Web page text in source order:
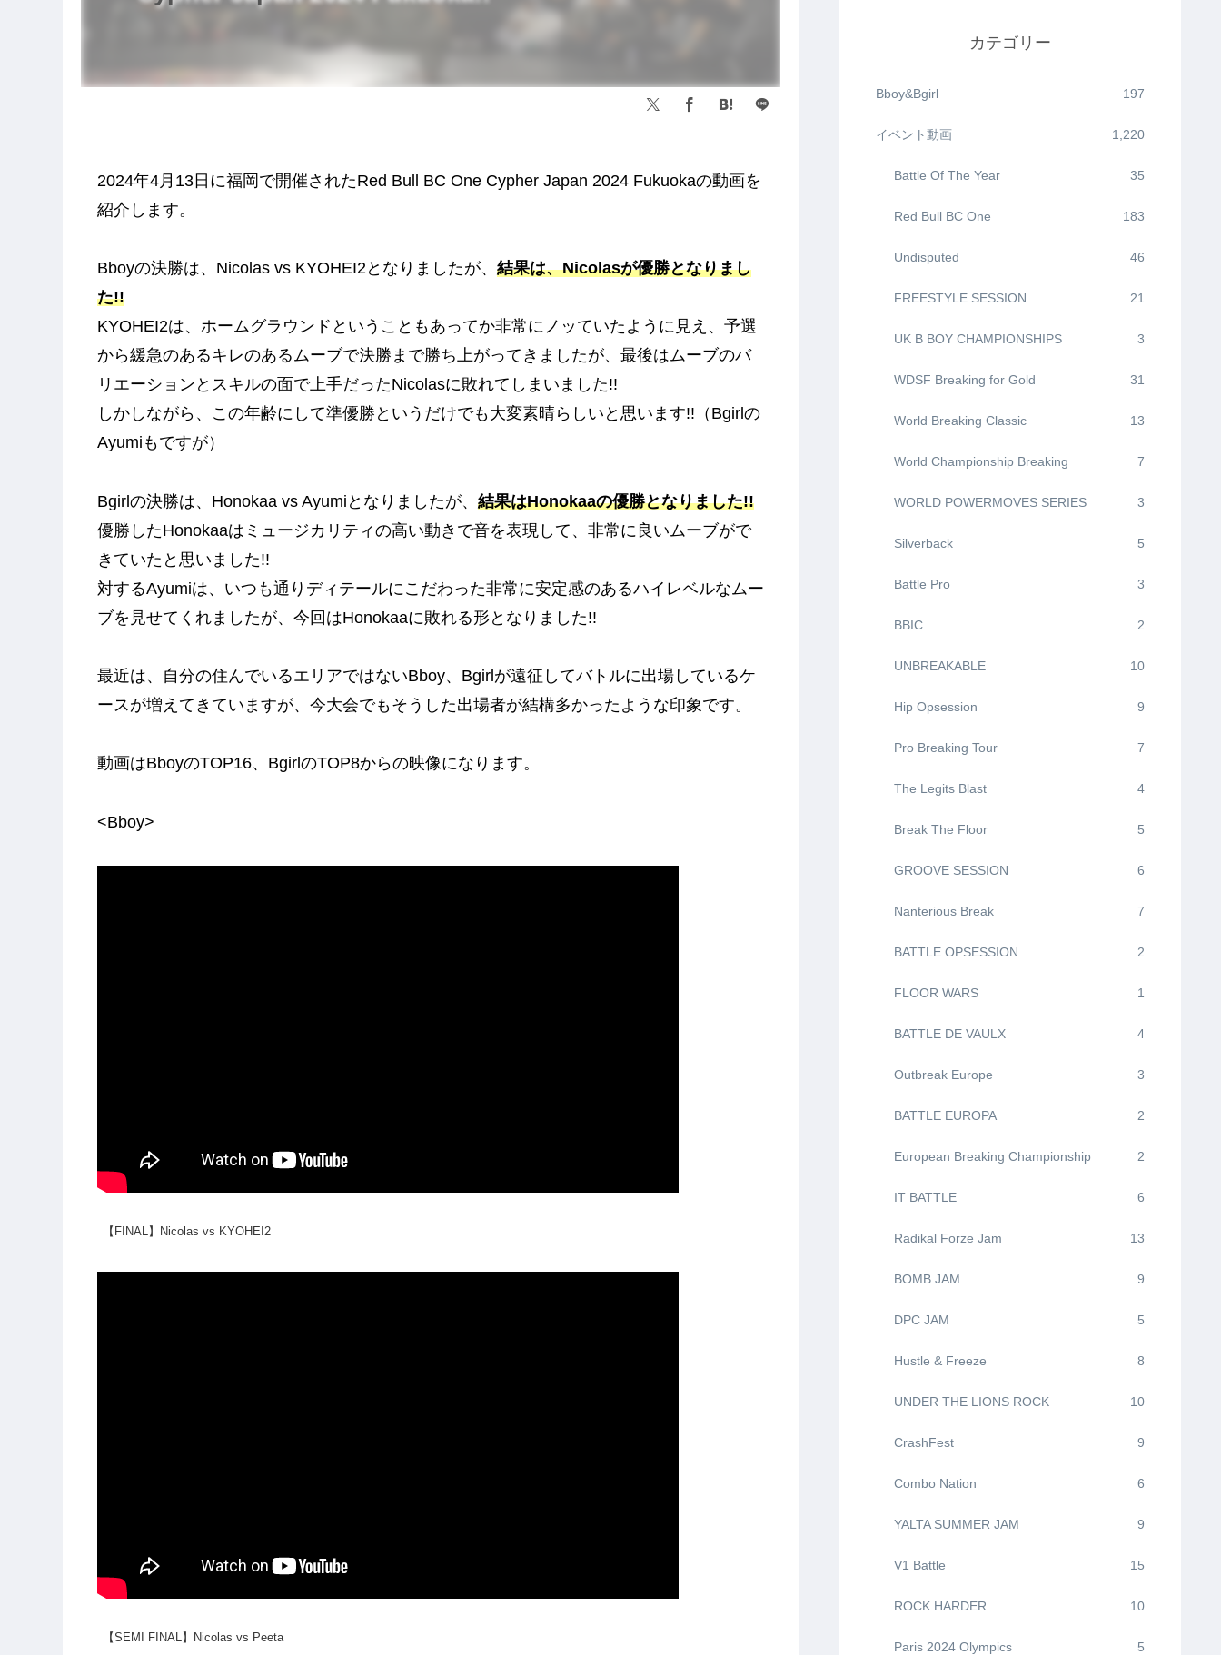
2024年4月13日に福岡で開催されたRed Bull BC One Cypher Japan 2024 Fukuokaの動画を
紹介します。
Bboyの決勝は、Nicolas vs KYOHEI2となりましたが、 結果は、Nicolasが優勝となりまし
た!!
KYOHEI2は、ホームグラウンドということもあってか非常にノッていたように見え、予選
から緩急のあるキレのあるムーブで決勝まで勝ち上がってきましたが、最後はムーブのバ
リエーションとスキルの面で上手だったNicolasに敗れてしまいました!!
しかしながら、この年齢にして準優勝というだけでも大変素晴らしいと思います!!（Bgirlの
Ayumiもですが）
Bgirlの決勝は、Honokaa vs Ayumiとなりましたが、 結果はHonokaaの優勝となりました!!
優勝したHonokaaはミュージカリティの高い動きで音を表現して、非常に良いムーブがで
きていたと思いました!!
対するAyumiは、いつも通りディテールにこだわった非常に安定感のあるハイレベルなムー
ブを見せてくれましたが、今回はHonokaaに敗れる形となりました!!
最近は、自分の住んでいるエリアではないBboy、Bgirlが遠征してバトルに出場しているケ
ースが増えてきていますが、今大会でもそうした出場者が結構多かったような印象です。
動画はBboyのTOP16、BgirlのTOP8からの映像になります。
<Bboy>
【FINAL】Nicolas vs KYOHEI2
【SEMI FINAL】Nicolas vs Peeta
カテゴリー
Bboy&Bgirl 197
イベント動画 1,220
Battle Of The Year 35
Red Bull BC One 183
Undisputed 46
FREESTYLE SESSION 21
UK B BOY CHAMPIONSHIPS 3
WDSF Breaking for Gold 31
World Breaking Classic 13
World Championship Breaking 7
WORLD POWERMOVES SERIES 3
Silverback 5
Battle Pro 3
BBIC 2
UNBREAKABLE 10
Hip Opsession 9
Pro Breaking Tour 7
The Legits Blast 4
Break The Floor 5
GROOVE SESSION 6
Nanterious Break 7
BATTLE OPSESSION 2
FLOOR WARS 1
BATTLE DE VAULX 4
Outbreak Europe 3
BATTLE EUROPA 2
European Breaking Championship 2
IT BATTLE 6
Radikal Forze Jam 13
BOMB JAM 9
DPC JAM 5
Hustle & Freeze 8
UNDER THE LIONS ROCK 10
CrashFest 9
Combo Nation 6
YALTA SUMMER JAM 9
V1 Battle 15
ROCK HARDER 10
Paris 2024 Olympics 5